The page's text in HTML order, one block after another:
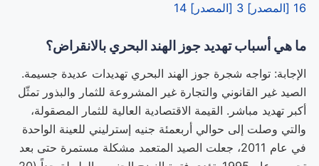
16 [المصدر] 3 [المصدر] 14
ما هي أسباب تهديد جوز الهند البحري بالانقراض؟
الإجابة: تواجه شجرة جوز الهند البحري تهديدات عديدة جسيمة.
الصيد غير القانوني والتجارة غير المشروعة للثمار والبذور تمثّل
أكبر تهديد مباشر. القيمة الاقتصادية العالية للثمار المصقولة،
والتي وصلت إلى حوالي أربعمئة جنيه إسترليني للعينة الواحدة
في عام 2011، جعلت الصيد المتعمد مشكلة مستمرة حتى بعد